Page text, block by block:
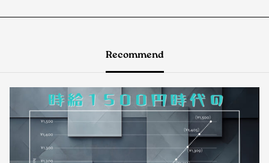
Recommend